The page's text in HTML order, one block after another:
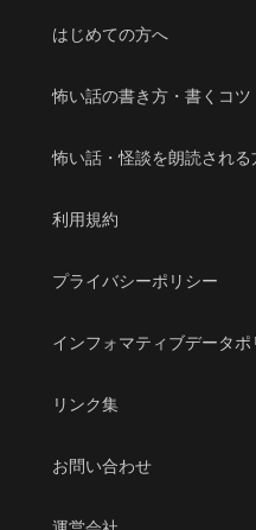
はじめての方へ
怖い話の書き方・書くコツ
怖い話・怪談を朗読される
利用規約
プライバシーポリシー
インフォマティブデータポ
リンク集
お問い合わせ